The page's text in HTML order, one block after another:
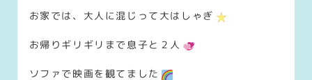
お家では、大人に混じって大はしゃぎ
お帰りギリギリまで息子と２人
ソファで映画を観てました